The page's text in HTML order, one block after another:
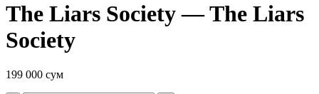
The Liars Society — The Liars
Society
199 000 сум